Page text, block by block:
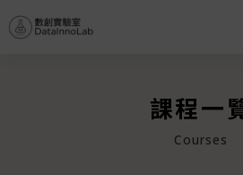
課程一
Courses